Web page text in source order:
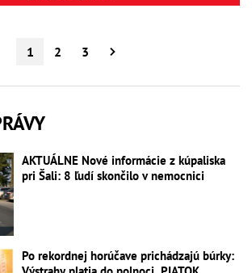
1 2 3
AKTUÁLNE Nové informácie z kúpaliska
pri Šali: 8 ľudí skončilo v nemocnici
Po rekordnej horúčave prichádzajú búrky: